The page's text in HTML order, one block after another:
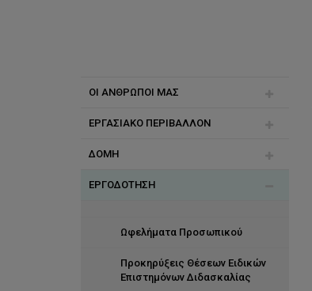
ΟΙ ΑΝΘΡΩΠΟΙ ΜΑΣ
Γνωρίστε την ΥΑΔ
Επικοινωνία
Σύστηματα Διεύθυνσης
ΕΡΓΑΣΙΑΚΟ ΠΕΡΙΒΑΛΛΟΝ
Πανεπιστημιακή Κοινότητα
Διακρίσεις
ΔΟΜΗ
Διαδρομή Καριέρας
ΕΡΓΟΔΟΤΗΣΗ
Ωφελήματα Προσωπικού
Προκηρύξεις Θέσεων Ειδικών
Επιστημόνων Διδασκαλίας